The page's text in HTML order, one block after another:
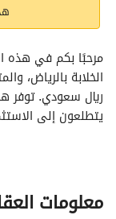
يتطلعون إلى
- الغرض: للبيع
- الموقع: المحدية،
معلومات